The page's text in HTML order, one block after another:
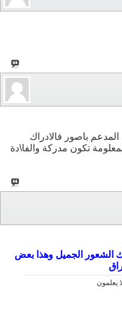
باصور فالادراك
تكون مدركة والفا\دة
الشعور الجميل وهذا بعض
يعلمون